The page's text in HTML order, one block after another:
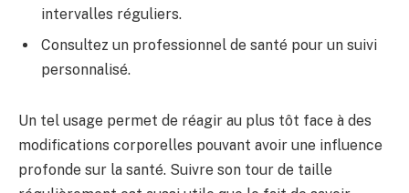
intervalles réguliers.
Consultez un professionnel de santé pour un suivi
personnalisé.
Un tel usage permet de réagir au plus tôt face à des
modifications corporelles pouvant avoir une influence
profonde sur la santé. Suivre son tour de taille